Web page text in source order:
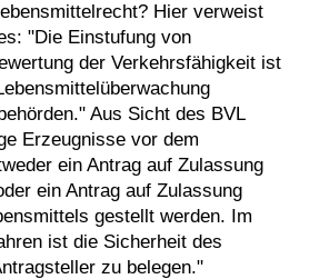
Hier verweist
"Die Einstufung von
der Verkehrsfähigkeit ist
Aus Sicht des BVL
Erzeugnisse vor dem
ein Antrag auf Zulassung
ein Antrag auf Zulassung
gestellt werden. Im
ist die Sicherheit des
zu belegen."